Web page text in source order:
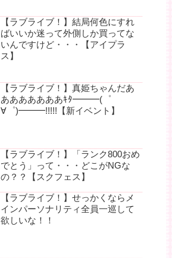
【ラブライブ！】結局何色にすれ
ばいいか迷って外側しか買ってな
いんですけど・・・【アイプラ
ス】
【ラブライブ！】真姫ちゃんだあ
あああああああｷﾀ━━━(゜
∀゜)━━━!!!!!【新イベント】
【ラブライブ！】「ランク800おめ
でとう」って・・・どこがNGな
の？？【スクフェス】
【ラブライブ！】せっかくならメ
インパーソナリティ全員一巡して
欲しいな！！